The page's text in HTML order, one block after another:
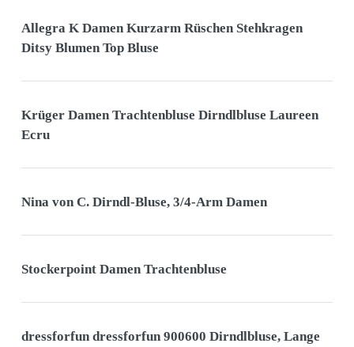
Allegra K Damen Kurzarm Rüschen Stehkragen
Ditsy Blumen Top Bluse
Krüger Damen Trachtenbluse Dirndlbluse Laureen
Ecru
Nina von C. Dirndl-Bluse, 3/4-Arm Damen
Stockerpoint Damen Trachtenbluse
dressforfun dressforfun 900600 Dirndlbluse, Lange